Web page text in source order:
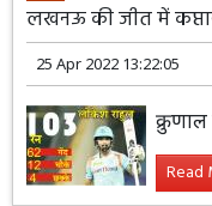
लखनऊ की जीत में
25 Apr 2022 13:22:05
Read